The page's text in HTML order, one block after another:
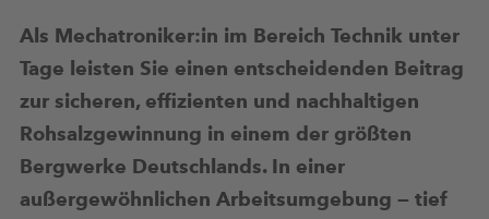
Als Mechatroniker:in im Bereich Technik unter
Tage leisten Sie einen entscheidenden Beitrag
zur sicheren, effizienten und nachhaltigen
Rohsalzgewinnung in einem der größten
Bergwerke Deutschlands. In einer
außergewöhnlichen Arbeitsumgebung — tief